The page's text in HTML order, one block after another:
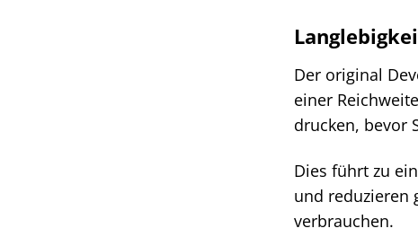
Der original
einer
drucken, bevor
Dies führt zu
und reduzieren
verbrauchen.